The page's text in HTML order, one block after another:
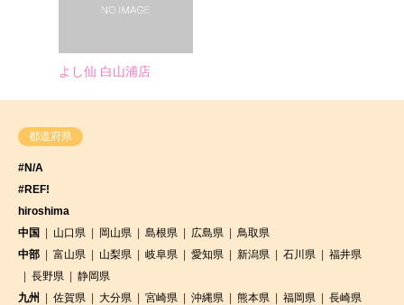
よし仙 白山浦店
都道府県
#N/A
#REF!
hiroshima
中国
山口県 岡山県 島根県 広島県
鳥取県
中部
富山県 山梨県 岐阜県 愛知県 新潟県 石川県
福井県
長野県
静岡県
九州
佐賀県 大分県 宮崎県 沖縄県 熊本県 福岡県
長崎県